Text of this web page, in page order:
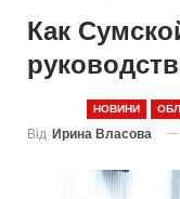
Как
НОВИНИ
Від Ирина Власова